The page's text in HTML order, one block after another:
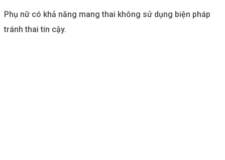
Phụ nữ có khả năng mang thai không sử dụng biện pháp
tránh thai tin cậy.